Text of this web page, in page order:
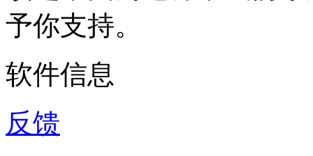
予你支持。
软件信息
反馈